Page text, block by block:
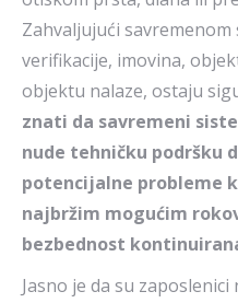
Zahvaljujući
verifikacije, imovina,
objektu nalaze, ostaju
znati da savremeni
nude tehničku podršku
potencijalne probleme
najbržim mogućim
bezbednost
Jasno je da su